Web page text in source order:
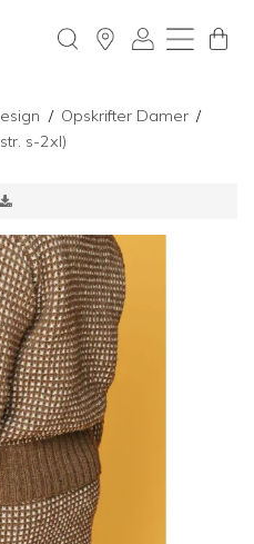
/ Opskrifter Damer /
s-2xl)